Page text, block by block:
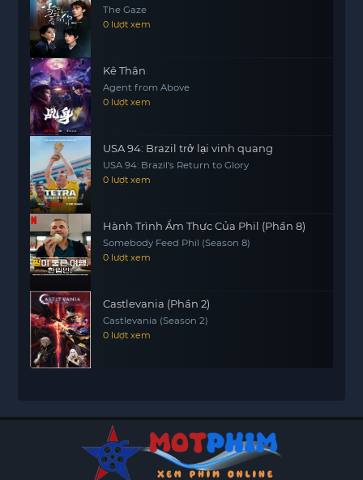
The Gaze
0 lượt xem
Kê Thân
Agent from Above
0 lượt xem
USA 94: Brazil trở lại vinh quang
USA 94: Brazil's Return to Glory
0 lượt xem
Hành Trình Ẩm Thực Của Phil (Phần 8)
Somebody Feed Phil (Season 8)
0 lượt xem
Castlevania (Phần 2)
Castlevania (Season 2)
0 lượt xem